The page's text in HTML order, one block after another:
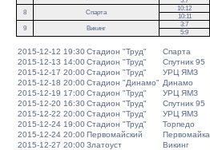
8
Спарта
10:12
10:11
9
Викинг
3:7
5:9
2015-12-12 19:30Стадион "Труд" Спарта
2015-12-13 14:00Стадион "Труд" Спутник 95
2015-12-17 20:00Стадион "Труд" УРЦ ЯМЗ
2015-12-18 20:00Стадион "Динамо" Динамо
2015-12-19 17:00Стадион "Труд" УРЦ ЯМЗ
2015-12-20 16:30Стадион "Труд" Спутник 95
2015-12-22 20:00Стадион "Труд" УРЦ ЯМЗ
2015-12-24 19:00Стадион "Труд" Торпедо
2015-12-24 20:00Первомайский Первомайка
2015-12-27 20:00Златоуст Викинг